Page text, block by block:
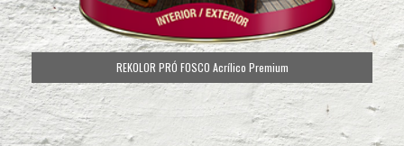
REKOLOR PRÓ FOSCO Acrílico Premium
REKOLOR PRÓ SEMIBRILHO Acrílico Premium
FRENTES & FACHADAS ELÁSTICA Tinta Flexível